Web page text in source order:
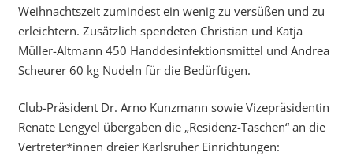
Weihnachtszeit zumindest ein wenig zu versüßen und zu
erleichtern. Zusätzlich spendeten Christian und Katja
Müller-Altmann 450 Handdesinfektionsmittel und Andrea
Scheurer 60 kg Nudeln für die Bedürftigen.
Club-Präsident Dr. Arno Kunzmann sowie Vizepräsidentin
Renate Lengyel übergaben die „Residenz-Taschen“ an die
Vertreter*innen dreier Karlsruher Einrichtungen: